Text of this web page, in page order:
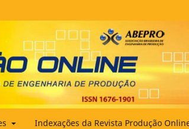
Indexações da Revista Produção